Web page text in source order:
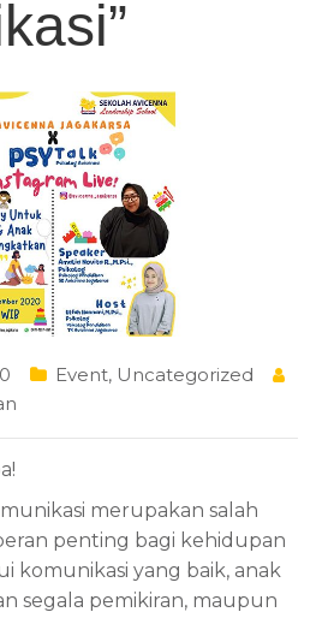
Event, Uncategorized
merupakan salah
penting bagi kehidupan
komunikasi yang baik, anak
segala pemikiran, maupun